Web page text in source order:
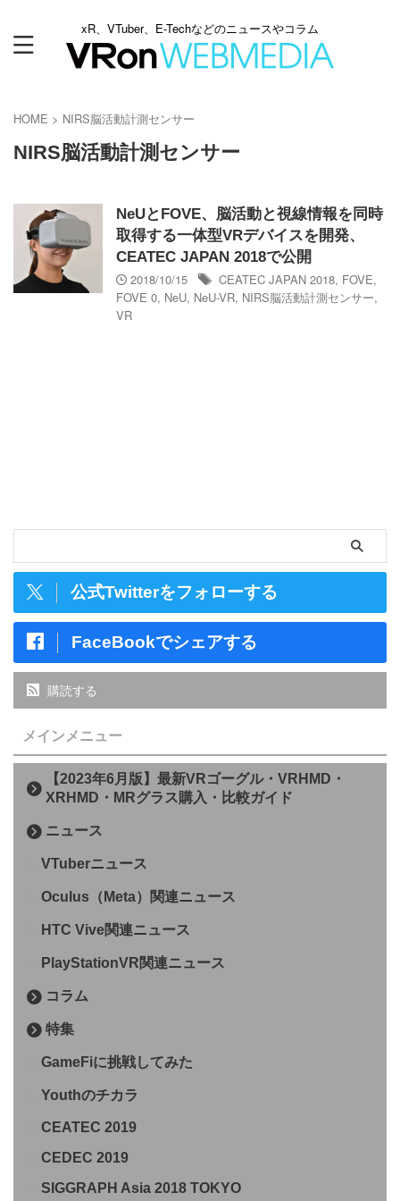
xR、VTuber、E-Techなどのニュースやコラム
HOME > NIRS脳活動計測センサー
NIRS脳活動計測センサー
NeUとFOVE、脳活動と視線情報を同時
取得する一体型VRデバイスを開発、
CEATEC JAPAN 2018で公開
2018/10/15
CEATEC JAPAN 2018, FOVE,
FOVE 0, NeU, NeU-VR, NIRS脳活動計測センサー,
VR
公式Twitterをフォローする
FaceBookでシェアする
購読する
メインメニュー
【2023年6月版】最新VRゴーグル・VRHMD・
XRHMD・MRグラス購入・比較ガイド
ニュース
VTuberニュース
Oculus（Meta）関連ニュース
HTC Vive関連ニュース
PlayStationVR関連ニュース
コラム
特集
GameFiに挑戦してみた
Youthのチカラ
CEATEC 2019
CEDEC 2019
SIGGRAPH Asia 2018 TOKYO